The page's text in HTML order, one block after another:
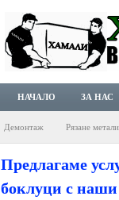
НАЧАЛО ЗА НАС
Демонтаж Рязане метали
Предлагаме
боклуци с наши